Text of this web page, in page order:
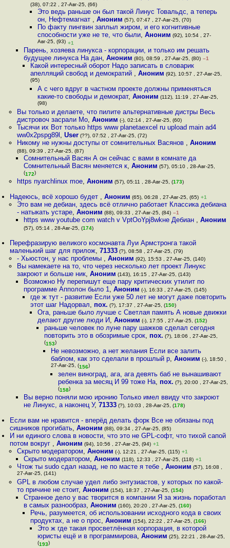
(38), 07:22 , 27-Авг-25, (66)
Это ведь раньше он был такой Линус Товальдс, а теперь
он, Нефтемагнат , Аноним (57), 07:47 , 27-Авг-25, (70)
По факту пингвин заплыл жиром, и его когнитивные
способности уже не те, что были, Аноним (92), 10:54 , 27-
Авг-25, (93) +1
Парень, хозяева линукса - корпорации, и только им решать
будущее линукса На дан, Аноним (80), 08:59 , 27-Авг-25, (80) –1
Какой интересный оборот Надо записать в словарик
апелляций свобод и демократий ,Аноним (92), 10:57 , 27-Авг-25,
(95)
А с чего вдруг в частном проекте должны применяться
какие-то свободы и демократ, Аноним (112), 11:19 , 27-Авг-25,
(98)
Вы только и делаете, что пилите альтернативные дистры Весь
дистровоч заcpaли Мо, Аноним (-), 02:14 , 27-Авг-25, (60)
Тысячи их Вот только https www planetaexcel ru upload main ad4
ww0x2pspg89l , User(??), 07:52 , 27-Авг-25, (72)
Никому не нужны доступы от сомнительных Васянов , Аноним
(88), 09:39 , 27-Авг-25, (87)
Сомнительный Васян А он сейчас с вами в комнате да
Сомнительный Васян меняется к, Аноним (57), 05:10 , 28-Авг-25,
(172)
https nyarchlinux moe, Аноним (57), 05:11 , 28-Авг-25, (173)
Надеюсь, всё хорошо будет ,Аноним (65), 06:28 , 27-Авг-25, (65) +1
Это вам не дебиан, здесь всё отлично работает Классика дебиана
- натыкать устаре, Аноним (88), 09:33 , 27-Авг-25, (84) –1
https www youtube com watch v VptOoYpj8wkне Дебиан , Аноним
(57), 05:14 , 28-Авг-25, (174)
Перефразирую великого космонавта Луи Армстронга такой
маленький шаг для прилож,71333 (?), 08:58 , 27-Авг-25, (79)
- Хьюстон, у нас проблемы , Аноним (92), 15:53 , 27-Авг-25, (140)
Вы намекаете на то, что через несколько лет проект Линукс
закроют и больше ник, Аноним (143), 16:15 , 27-Авг-25, (143)
Возможно Ну перепишут еще пару критических утилит по
программе Апполон было 1, Аноним (-), 16:33 , 27-Авг-25, (145)
где ж тут - развитие Если уже 50 лет не могут даже повторить
этот шаг Надорвал, пох. (?), 17:37 , 27-Авг-25, (150)
Ога, раньше было лучше с Светлая память А новые движки
делают другие люди И, Аноним (-), 17:55 , 27-Авг-25, (152)
раньше человек по луне пару шажков сделал сегодня
повторить это в обозримые срок, пох. (?), 18:06 , 27-Авг-25,
(153)
Не невозможно, а нет желания Если все залить
баблом, как это сделали в прошлый р,Аноним (-), 18:50 ,
27-Авг-25, (156)
зелен виноград, ага, ага девять баб не вынашивают
ребенка за месяц И 99 тоже На, пох. (?), 20:00 , 27-Авг-25,
(158)
Вы верно поняли мою иронию Только имел ввиду что закроют
не Линукс, а наконец У, 71333(?), 10:03 , 28-Авг-25, (178)
Если вам не нравится - вперёд делать форк Все не обязаны под
сишников прогибать,Аноним (88), 09:34 , 27-Авг-25, (85)
И ни единого слова в новости, что это не GPL-софт, что тихой сапой
потом вокруг ,Аноним (94), 10:56 , 27-Авг-25, (94) +1
Скрыто модератором, Аноним (-), 12:21 , 27-Авг-25, (115) +1
Скрыто модератором, Аноним (118), 12:33 , 27-Авг-25, (118) +1
Чтож ты sudo сдал назад, не по масте я тебе , Аноним (57), 16:08 ,
27-Авг-25, (141)
GPL в любом случае удел либо энтузиастов, у которых по какой-
то причине не стоит, Аноним (154), 18:37 , 27-Авг-25, (154)
Странное дело у вас творится в компании Я за жизнь поработал
в самых разнообраз, Аноним (160), 20:20 , 27-Авг-25, (160)
Речь, разумеется, об использовании исходного кода в своих
продуктах, а не о прос,Аноним (154), 22:22 , 27-Авг-25, (166)
Это ж где такая просветлённая корпорация, в которой
юристы ещё и в программирова, Аноним (25), 22:21 , 28-Авг-25,
(193)